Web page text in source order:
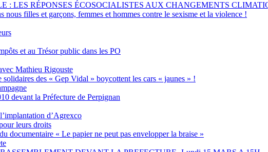
: LES RÉPONSES ÉCOSOCIALISTES AUX CHANGEMENTS
filles et garçons, femmes et hommes contre le sexisme et la violence !
et au Trésor public dans les PO
Mathieu Rigouste
des « Gep Vidal » boycottent les cars « jaunes » !
devant la Préfecture de Perpignan
d’Agrexco
leurs droits
documentaire « Le papier ne peut pas envelopper la braise »